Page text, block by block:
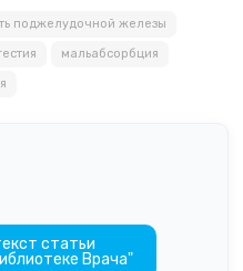
поджелудочной железы
мальабсорбция
статьи
Врача"